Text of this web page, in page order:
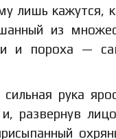
лишь кажутся,
из
и пороха —
рука
развернув